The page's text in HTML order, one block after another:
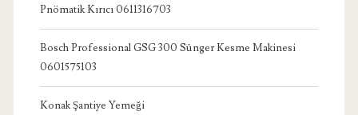
Pnömatik Kırıcı 0611316703
Bosch Professional GSG 300 Sünger Kesme Makinesi
0601575103
Konak Şantiye Yemeği